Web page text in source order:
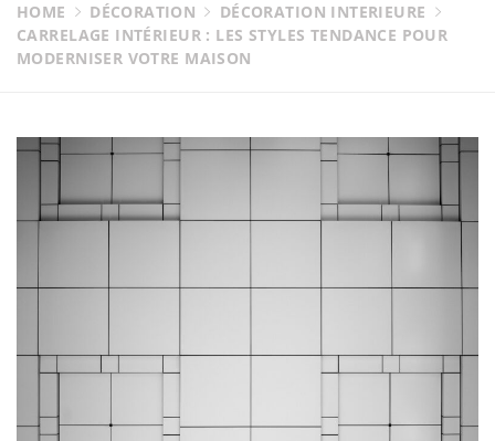
HOME DÉCORATION
DÉCORATION INTERIEURE
CARRELAGE INTÉRIEUR : LES STYLES TENDANCE POUR
MODERNISER VOTRE MAISON